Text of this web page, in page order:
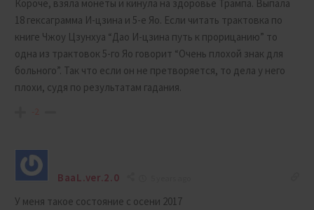
Короче, взяла монеты и кинула на здоровье Трампа. Выпала
18 гексаграмма И-цзина и 5-е Яо. Если читать трактовка по
книге Чжоу Цзунхуа “Дао И-цзина путь к прорицанию” то
одна из трактовок 5-го Яо говорит “Очень плохой знак для
больного”. Так что если он не претворяется, то дела у него
плохи, судя по результатам гадания.
BaaL.ver.2.0
У меня такое состояние с осени 2017